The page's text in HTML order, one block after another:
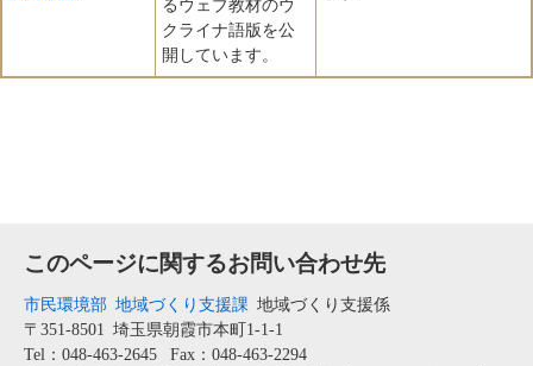
るウェブ教材のウ
クライナ語版を公
開しています。
このページに関するお問い合わせ先
市民環境部 地域づくり支援課 地域づくり支援係
〒351-8501 埼玉県朝霞市本町1-1-1
Tel：048-463-2645
Fax：048-463-2294